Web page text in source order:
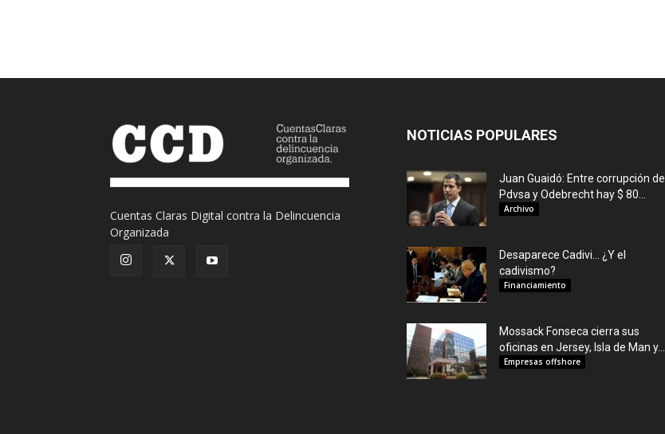
Cuentas Claras Digital contra la Delincuencia
Organizada
NOTICIAS POPULARES
Juan Guaidó: Entre corrupción de
Pdvsa y Odebrecht hay $ 80...
Archivo
Desaparece Cadivi… ¿Y el
cadivismo?
Financiamiento
Mossack Fonseca cierra sus
oficinas en Jersey, Isla de Man y...
Empresas offshore